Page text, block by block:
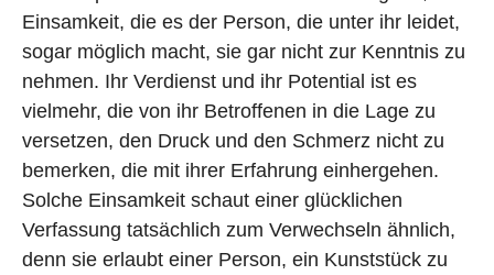
Einsamkeit, die es der Person, die unter ihr leidet,
sogar möglich macht, sie gar nicht zur Kenntnis zu
nehmen. Ihr Verdienst und ihr Potential ist es
vielmehr, die von ihr Betroffenen in die Lage zu
versetzen, den Druck und den Schmerz nicht zu
bemerken, die mit ihrer Erfahrung einhergehen.
Solche Einsamkeit schaut einer glücklichen
Verfassung tatsächlich zum Verwechseln ähnlich,
denn sie erlaubt einer Person, ein Kunststück zu